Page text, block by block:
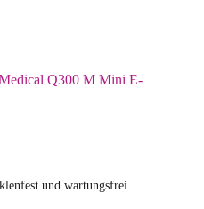
Q300 M Mini E-
und wartungsfrei